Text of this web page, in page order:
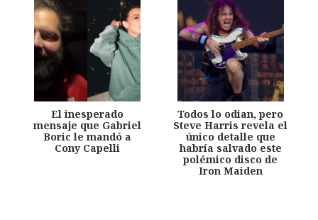
El inesperado
mensaje que Gabriel
Boric le mandó a
Cony Capelli
Todos lo odian, pero
Steve Harris revela el
único detalle que
habría salvado este
polémico disco de
Iron Maiden